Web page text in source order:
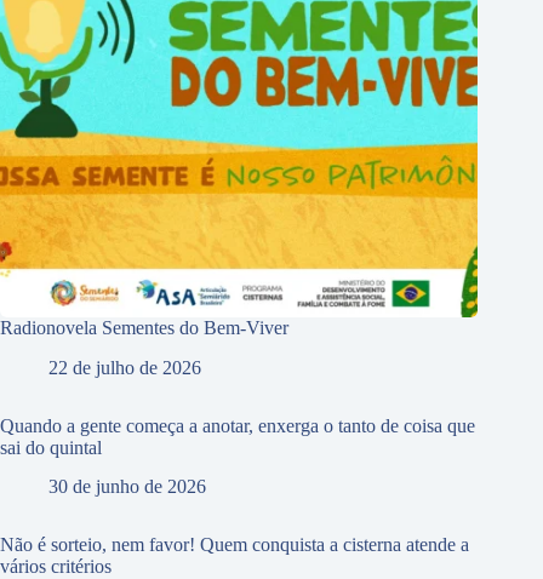
Radionovela Sementes do Bem-Viver
22 de julho de 2026
Quando a gente começa a anotar, enxerga o tanto de coisa que
sai do quintal
30 de junho de 2026
Não é sorteio, nem favor! Quem conquista a cisterna atende a
vários critérios